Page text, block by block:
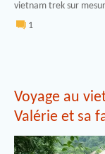
vietnam trek sur
1
Voyage au
Valérie et sa